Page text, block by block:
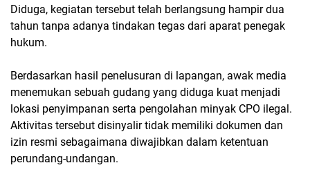
Diduga, kegiatan tersebut telah berlangsung hampir dua
tahun tanpa adanya tindakan tegas dari aparat penegak
hukum.
Berdasarkan hasil penelusuran di lapangan, awak media
menemukan sebuah gudang yang diduga kuat menjadi
lokasi penyimpanan serta pengolahan minyak CPO ilegal.
Aktivitas tersebut disinyalir tidak memiliki dokumen dan
izin resmi sebagaimana diwajibkan dalam ketentuan
perundang-undangan.